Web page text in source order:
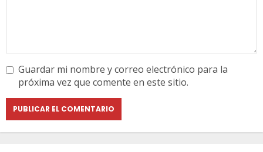
Guardar mi nombre y correo electrónico para la
próxima vez que comente en este sitio.